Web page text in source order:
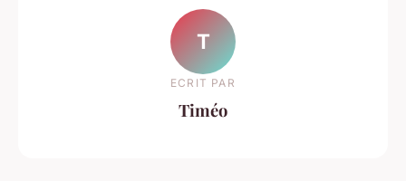
T
ECRIT PAR
Timéo